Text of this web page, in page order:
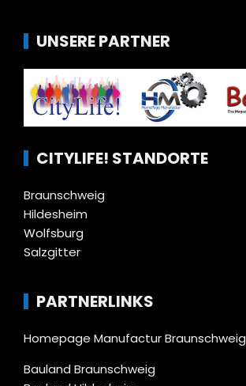
UNSERE PARTNER
CITYLIFE! STANDORTE
Braunschweig
Hildesheim
Wolfsburg
Salzgitter
PARTNERLINKS
Homepage Manufactur Braunschweig
Bauland Braunschweig